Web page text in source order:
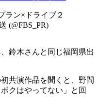
ラン×ドライブ２
(@FBS_PR)
鈴木さんと同じ福岡県出
共演作品を聞くと、野間
クはやってない」と回